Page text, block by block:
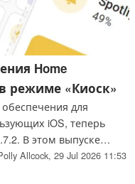
Home
режиме «Киоск»
для
iOS, теперь
В этом выпуске
недавно
Allcock, 29 Jul 2026 11:53